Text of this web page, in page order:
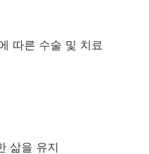
따른 수술 및 치료
삶을 유지